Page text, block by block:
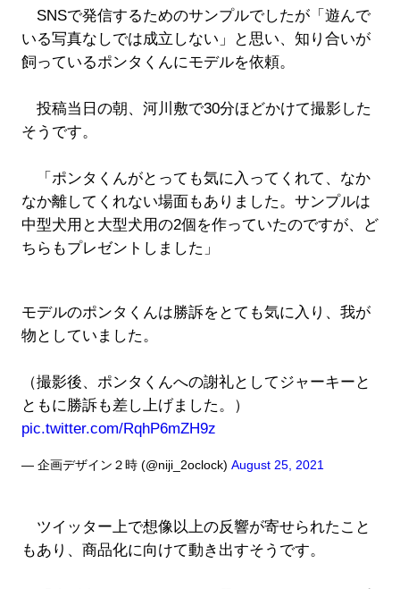
SNSで発信するためのサンプルでしたが「遊んで
いる写真なしでは成立しない」と思い、知り合いが
飼っているポンタくんにモデルを依頼。
投稿当日の朝、河川敷で30分ほどかけて撮影した
そうです。
「ポンタくんがとっても気に入ってくれて、なか
なか離してくれない場面もありました。サンプルは
中型犬用と大型犬用の2個を作っていたのですが、ど
ちらもプレゼントしました」
モデルのポンタくんは勝訴をとても気に入り、我が
物としていました。
（撮影後、ポンタくんへの謝礼としてジャーキーと
ともに勝訴も差し上げました。）
pic.twitter.com/RqhP6mZH9z
— 企画デザイン２時 (@niji_2oclock) August 25, 2021
ツイッター上で想像以上の反響が寄せられたこと
もあり、商品化に向けて動き出すそうです。